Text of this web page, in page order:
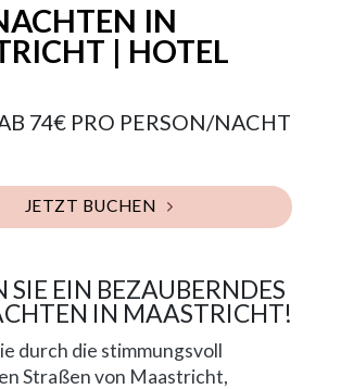
IN
| HOTEL
74€ PRO PERSON/NACHT
JETZT BUCHEN
SIE EIN BEZAUBERNDES
IN MAASTRICHT!
durch die stimmungsvoll
Straßen von Maastricht,